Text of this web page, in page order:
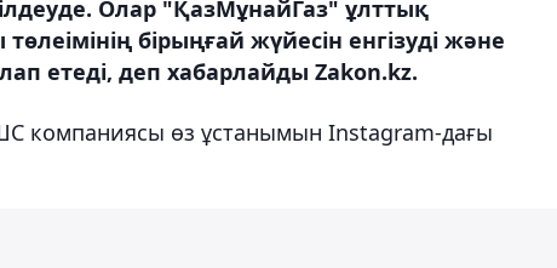
Олар "ҚазМұнайГаз" ұлттық
бірыңғай жүйесін енгізуді және
етеді, деп хабарлайды Zakon.kz.
компаниясы өз ұстанымын Instagram-дағы